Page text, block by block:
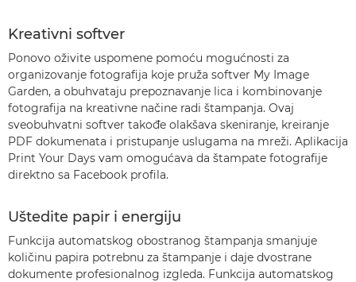
Kreativni softver
Ponovo oživite uspomene pomoću mogućnosti za
organizovanje fotografija koje pruža softver My Image
Garden, a obuhvataju prepoznavanje lica i kombinovanje
fotografija na kreativne načine radi štampanja. Ovaj
sveobuhvatni softver takođe olakšava skeniranje, kreiranje
PDF dokumenata i pristupanje uslugama na mreži. Aplikacija
Print Your Days vam omogućava da štampate fotografije
direktno sa Facebook profila.
Uštedite papir i energiju
Funkcija automatskog obostranog štampanja smanjuje
količinu papira potrebnu za štampanje i daje dvostrane
dokumente profesionalnog izgleda. Funkcija automatskog